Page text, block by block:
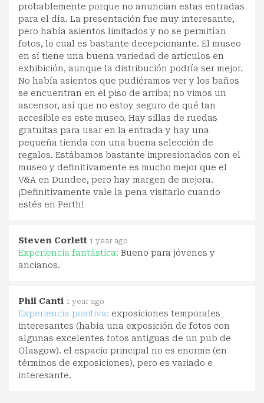
probablemente porque no anuncian estas entradas
para el día. La presentación fue muy interesante,
pero había asientos limitados y no se permitían
fotos, lo cual es bastante decepcionante. El museo
en sí tiene una buena variedad de artículos en
exhibición, aunque la distribución podría ser mejor.
No había asientos que pudiéramos ver y los baños
se encuentran en el piso de arriba; no vimos un
ascensor, así que no estoy seguro de qué tan
accesible es este museo. Hay sillas de ruedas
gratuitas para usar en la entrada y hay una
pequeña tienda con una buena selección de
regalos. Estábamos bastante impresionados con el
museo y definitivamente es mucho mejor que el
V&A en Dundee, pero hay margen de mejora.
¡Definitivamente vale la pena visitarlo cuando
estés en Perth!
Steven Corlett 1 year ago
Experiencia fantástica: Bueno para jóvenes y
ancianos.
Phil Canti 1 year ago
Experiencia positiva: exposiciones temporales
interesantes (había una exposición de fotos con
algunas excelentes fotos antiguas de un pub de
Glasgow). el espacio principal no es enorme (en
términos de exposiciones), pero es variado e
interesante.